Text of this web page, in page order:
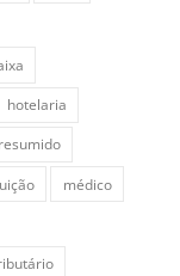
hotelaria
médico